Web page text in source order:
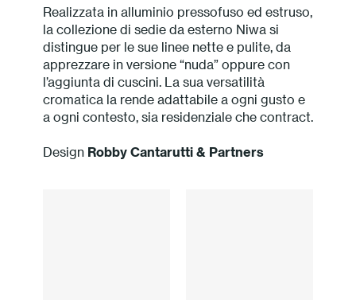
Press
Professionisti
Store locator
EN IT
Realizzata in alluminio pressofuso ed estruso,
la collezione di sedie da esterno Niwa si
distingue per le sue linee nette e pulite, da
apprezzare in versione “nuda” oppure con
l’aggiunta di cuscini. La sua versatilità
cromatica la rende adattabile a ogni gusto e
a ogni contesto, sia residenziale che contract.
Design Robby Cantarutti & Partners